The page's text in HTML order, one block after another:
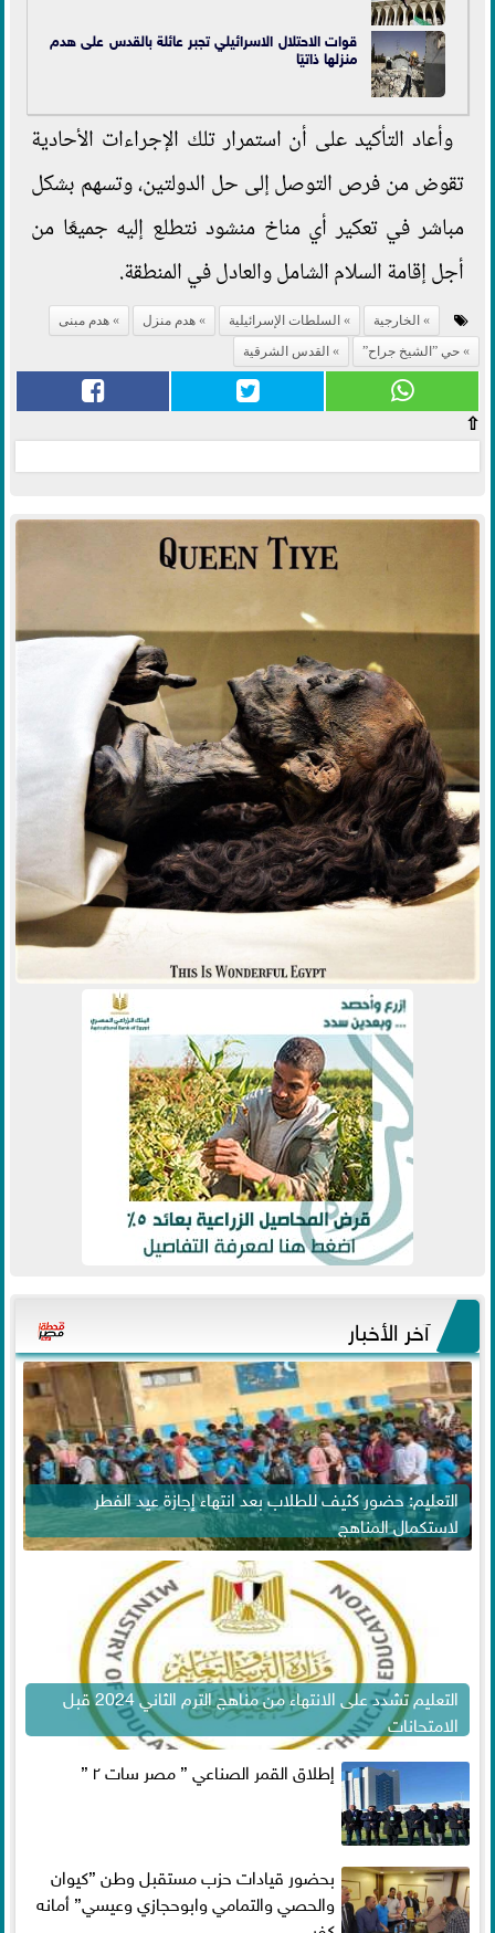
قوات الاحتلال الاسرائيلي تجبر عائلة بالقدس على هدم
منزلها ذاتيًا
وأعاد التأكيد على أن استمرار تلك الإجراءات الأحادية
تقوض من فرص التوصل إلى حل الدولتين، وتسهم بشكل
مباشر في تعكير أي مناخ منشود نتطلع إليه جميعًا من
أجل إقامة السلام الشامل والعادل في المنطقة.
الخارجية السلطات الإسرائيلية هدم منزل
هدم مبنى
حي ”الشيخ جراح”
القدس الشرقية
⇧
آخر الأخبار
التعليم: حضور كثيف للطلاب بعد انتهاء إجازة عيد الفطر
لاستكمال المناهج
التعليم تشدد على الانتهاء من مناهج الترم الثاني 2024 قبل
الامتحانات
إطلاق القمر الصناعي ” مصر سات ٢ ”
بحضور قيادات حزب مستقبل وطن ”كيوان
والحصي والتمامي وابوحجازي وعيسي” أمانه